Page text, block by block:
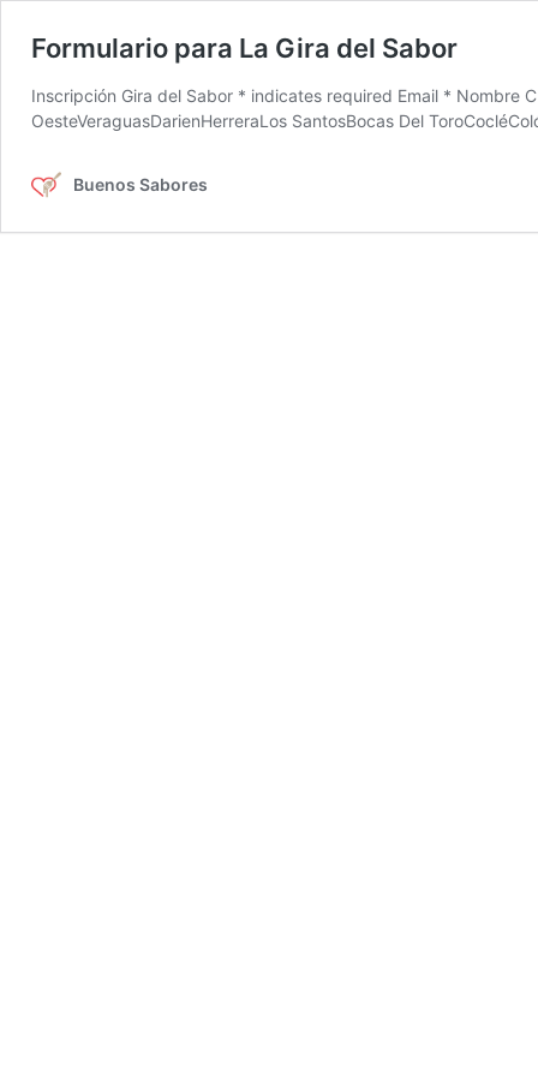
Formulario para La Gira del Sabor
Inscripción Gira del Sabor * indicates required Email * Nombre
OesteVeraguasDarienHerreraLos SantosBocas Del
Buenos Sabores